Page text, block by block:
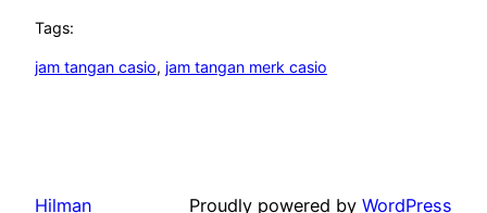
Tags:
jam tangan casio, jam tangan merk casio
Hilman Proudly powered by WordPress